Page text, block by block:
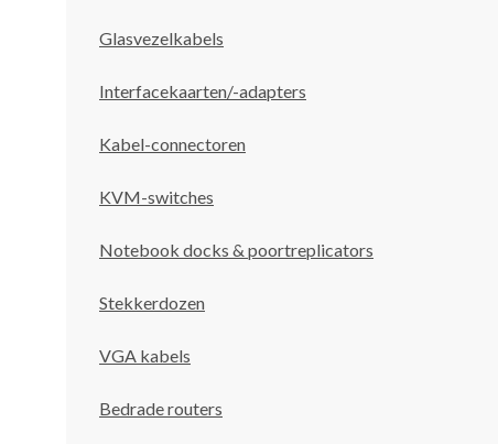
Glasvezelkabels
Interfacekaarten/-adapters
Kabel-connectoren
KVM-switches
Notebook docks & poortreplicators
Stekkerdozen
VGA kabels
Bedrade routers